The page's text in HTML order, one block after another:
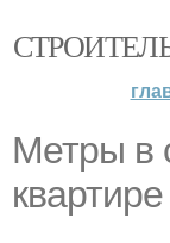
Метры в
квартире